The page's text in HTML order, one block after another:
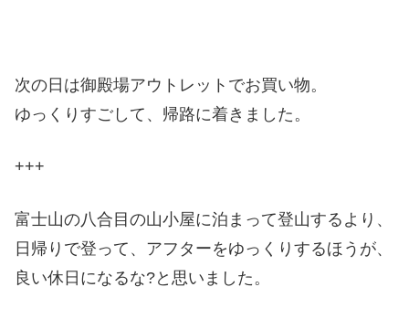
次の日は御殿場アウトレットでお買い物。
ゆっくりすごして、帰路に着きました。
+++
富士山の八合目の山小屋に泊まって登山するより、
日帰りで登って、アフターをゆっくりするほうが、
良い休日になるな?と思いました。